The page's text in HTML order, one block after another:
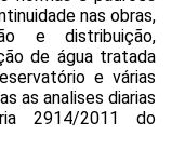
nas obras,
e distribuição,
de água tratada
e várias
as analises diarias
2914/2011 do